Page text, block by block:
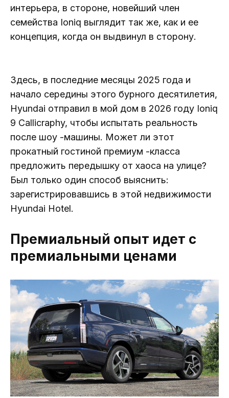
интерьера, в стороне, новейший член
семейства Ioniq выглядит так же, как и ее
концепция, когда он выдвинул в сторону.
Здесь, в последние месяцы 2025 года и
начало середины этого бурного десятилетия,
Hyundai отправил в мой дом в 2026 году Ioniq
9 Callicraphy, чтобы испытать реальность
после шоу -машины. Может ли этот
прокатный гостиной премиум -класса
предложить передышку от хаоса на улице?
Был только один способ выяснить:
зарегистрировавшись в этой недвижимости
Hyundai Hotel.
Премиальный опыт идет с
премиальными ценами